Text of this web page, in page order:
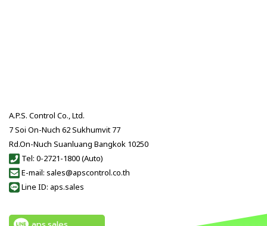
A.P.S. Control Co., Ltd.
7 Soi On-Nuch 62 Sukhumvit 77
Rd.On-Nuch Suanluang Bangkok 10250
Tel: 0-2721-1800 (Auto)
E-mail: sales@apscontrol.co.th
Line ID: aps.sales